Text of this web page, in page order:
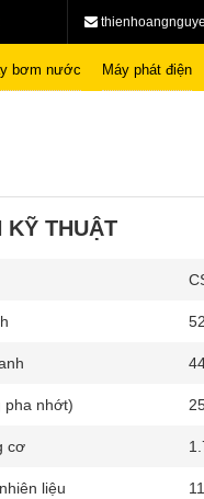
bơm nước Máy phát điện
KỸ THUẬT
pha nhớt)
cơ
liệu